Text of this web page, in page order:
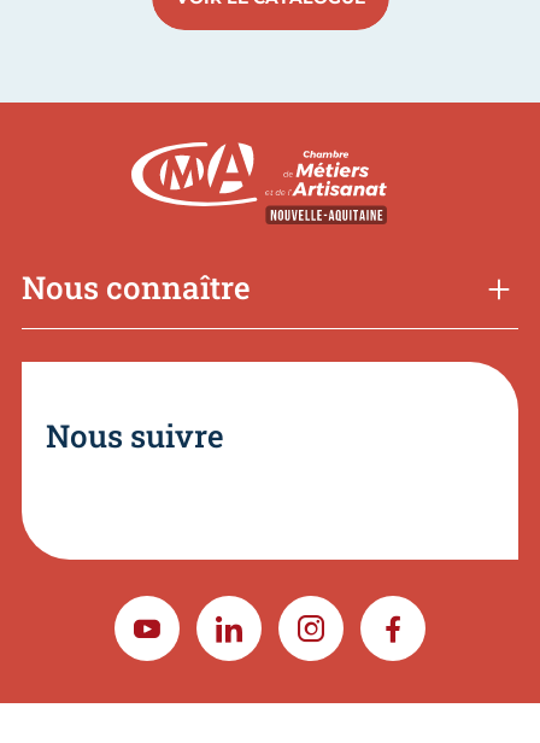
Nous connaître
Nous suivre
YOUTUBELINKEDININSTAGRAMFACEBOOK